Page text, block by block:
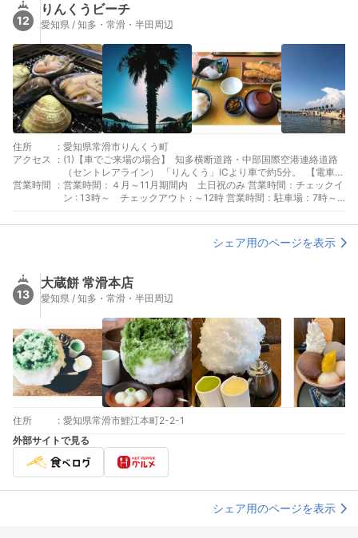
12
りんくうビーチ
愛知県 / 知多・常滑・半田周辺
住所 : 愛知県常滑市りんくう町
アクセス
: (1)【車でご来場の場合】 知多横断道路・中部国際空港連絡道路
（セントレアライン） 「りんくう」ICより車で約5分。 【電車で
ご来場の場合】 ・名古屋鉄道 名鉄本線 「常滑駅」下車 徒歩
約15分 ・名古屋鉄道 空港線「りんくう常滑」下車 徒歩約13
もに 「りんくう常滑駅」「りんくう1丁目」「りんくう1丁目
営業時間 : 営業時間：４月～11月期間内 土日祝のみ 営業時間：チェックイ
ン : 13時～ チェックアウト : ～12時 営業時間：駐車場：7時～
シェア用のページを表示
13
大蔵餅 常滑本店
愛知県 / 知多・常滑・半田周辺
住所 : 愛知県常滑市鯉江本町2-2-1
外部サイトで見る
シェア用のページを表示